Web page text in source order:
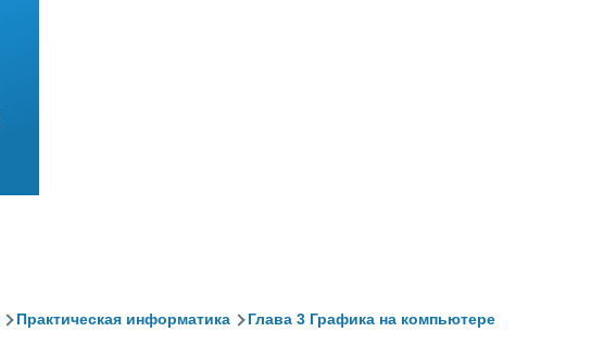
Практическая информатика Глава 3 Графика на компьютере